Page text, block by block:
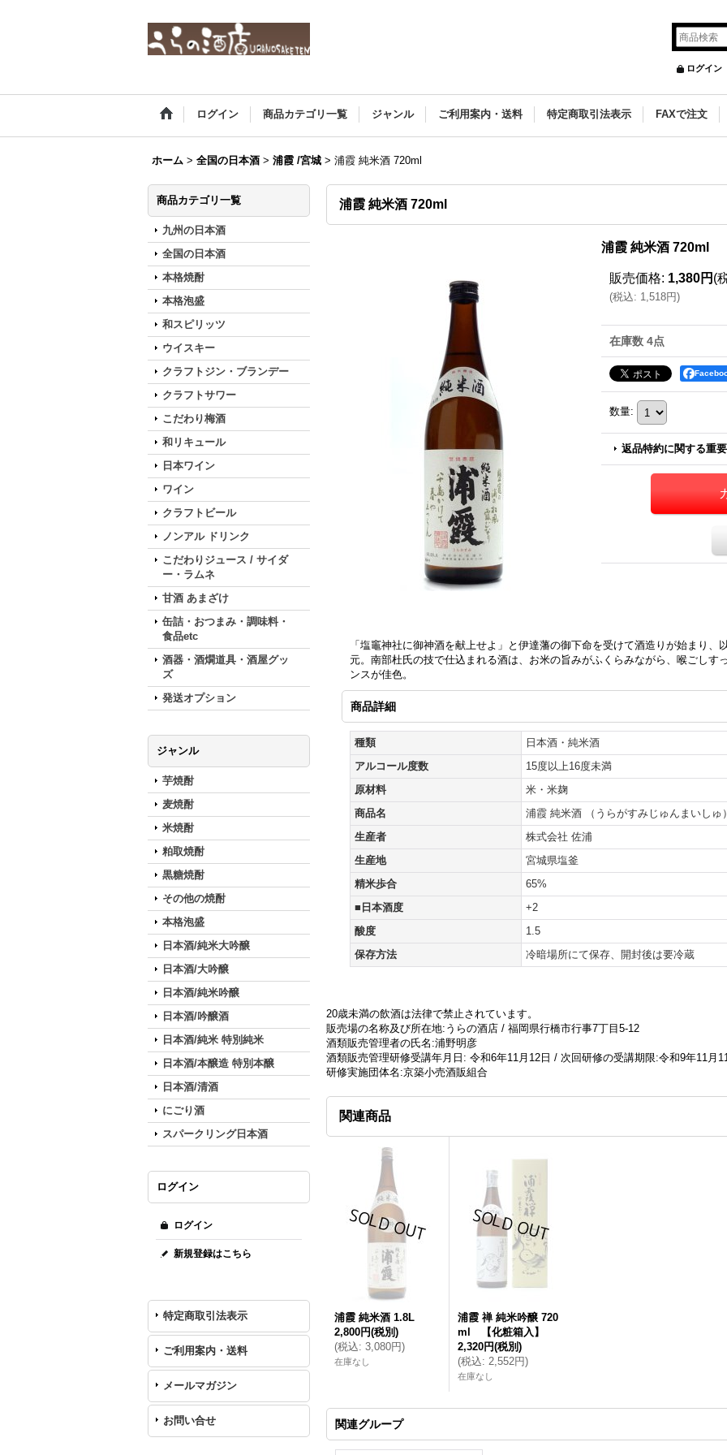
ログイン
ログイン 商品カテゴリ一覧 ジャンル ご利用案内・送料 特定商取引法表示 FAXで注文
ホーム > 全国の日本酒 > 浦霞 /宮城 > 浦霞 純米酒 720ml
商品カテゴリ一覧
九州の日本酒
全国の日本酒
本格焼酎
本格泡盛
和スピリッツ
ウイスキー
クラフトジン・ブランデー
クラフトサワー
こだわり梅酒
和リキュール
日本ワイン
ワイン
クラフトビール
ノンアル ドリンク
こだわりジュース / サイダ
ー・ラムネ
甘酒 あまざけ
缶詰・おつまみ・調味料・
食品etc
酒器・酒燗道具・酒屋グッ
ズ
発送オプション
ジャンル
芋焼酎
麦焼酎
米焼酎
粕取焼酎
黒糖焼酎
その他の焼酎
本格泡盛
日本酒/純米大吟醸
日本酒/大吟醸
日本酒/純米吟醸
日本酒/吟醸酒
日本酒/純米 特別純米
日本酒/本醸造 特別本醸
日本酒/清酒
にごり酒
スパークリング日本酒
ログイン
ログイン
新規登録はこちら
特定商取引法表示
ご利用案内・送料
メールマガジン
お問い合せ
浦霞 純米酒 720ml
浦霞 純米酒 720ml
販売価格: 1,380円 (
(税込: 1,518円)
在庫数 4点
数量:
返品特約に関する重
「塩竈神社に御神酒を献上せよ」と伊達藩の御下命を受けて酒造りが始まり、
元。南部杜氏の技で仕込まれる酒は、お米の旨みがふくらみながら、喉ごしす
ンスが佳色。
商品詳細
種類
日本酒・純米酒
アルコール度数
15度以上16度未満
原材料
米・米麹
商品名
浦霞 純米酒 （うらがすみじゅんまいしゅ
生産者
株式会社 佐浦
生産地
宮城県塩釜
精米歩合
65%
■日本酒度
+2
酸度
1.5
保存方法
冷暗場所にて保存、開封後は要冷蔵
20歳未満の飲酒は法律で禁止されています。
販売場の名称及び所在地:うらの酒店 / 福岡県行橋市行事7丁目5-12
酒類販売管理者の氏名:浦野明彦
酒類販売管理研修受講年月日: 令和6年11月12日 / 次回研修の受講期限:令和9年11月
研修実施団体名:京築小売酒販組合
関連商品
浦霞 純米酒 1.8L
2,800円(税別)
(税込: 3,080円)
在庫なし
浦霞 禅 純米吟醸 720
ml 【化粧箱入】
2,320円(税別)
(税込: 2,552円)
在庫なし
関連グループ